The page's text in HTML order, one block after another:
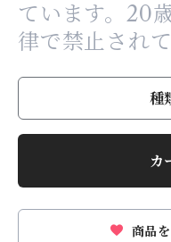
ています。20
律で禁止されて
種
カ
商品